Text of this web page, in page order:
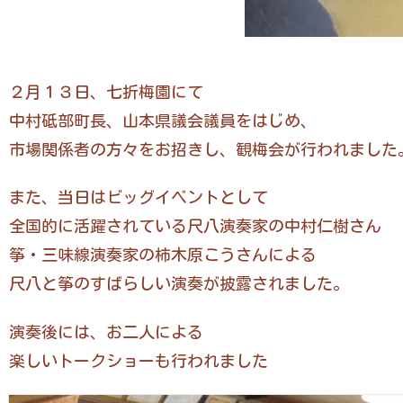
２月１３日、七折梅園にて
中村砥部町長、山本県議会議員をはじめ、
市場関係者の方々をお招きし、観梅会が行われました
また、当日はビッグイベントとして
全国的に活躍されている尺八演奏家の中村仁樹さん
筝・三味線演奏家の柿木原こうさんによる
尺八と筝のすばらしい演奏が披露されました。
演奏後には、お二人による
楽しいトークショーも行われました